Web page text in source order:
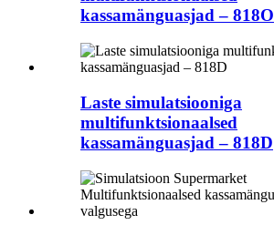
kassamänguasjad – 818O
Laste simulatsiooniga
multifunktsionaalsed
kassamänguasjad – 818D